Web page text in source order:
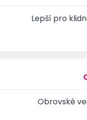
Lepší pro
Obrovské